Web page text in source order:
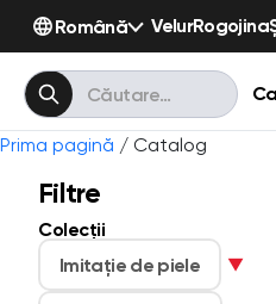
Română VelurRogojina
Prima pagină / Catalog
Filtre
Colecții
Imitaţie de piele
▼